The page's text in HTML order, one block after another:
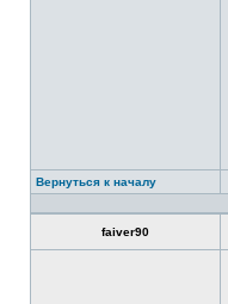
Вернуться к началу
faiver90